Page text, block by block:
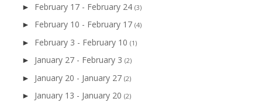
► February 17 - February 24 (3)
► February 10 - February 17 (4)
► February 3 - February 10 (1)
► January 27 - February 3 (2)
► January 20 - January 27 (2)
► January 13 - January 20 (2)